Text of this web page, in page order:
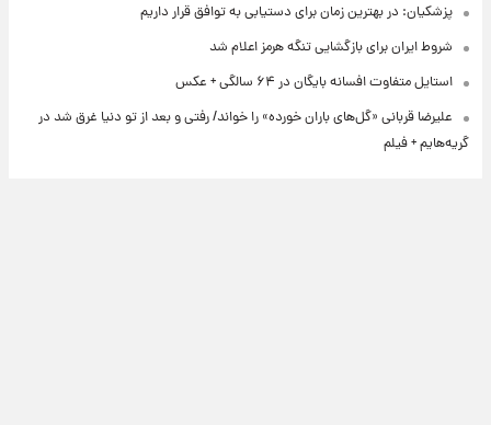
پزشکیان: در بهترین زمان برای دستیابی به توافق قرار داریم
شروط ایران برای بازگشایی تنگه هرمز اعلام شد
استایل متفاوت افسانه بایگان در ۶۴ سالگی + عکس
علیرضا قربانی «گل‌های باران خورده» را خواند/ رفتی و بعد از تو دنیا غرق شد در
گریه‌هایم + فیلم